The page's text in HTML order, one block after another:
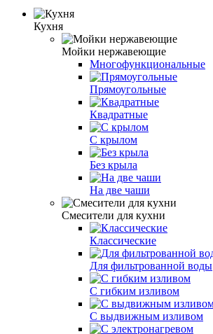
Кухня
Мойки нержавеющие
Многофункциональные
Прямоугольные
Квадратные
С крылом
Без крыла
На две чаши
Смесители для кухни
Классические
Для фильтрованной воды
С гибким изливом
С выдвижным изливом